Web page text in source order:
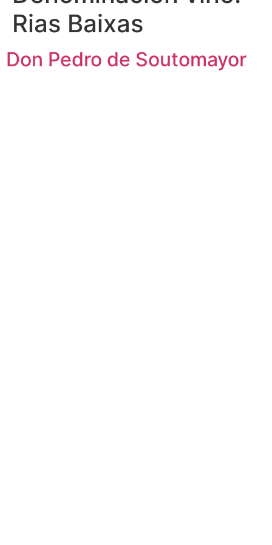
Rias Baixas
Don Pedro de Soutomayor